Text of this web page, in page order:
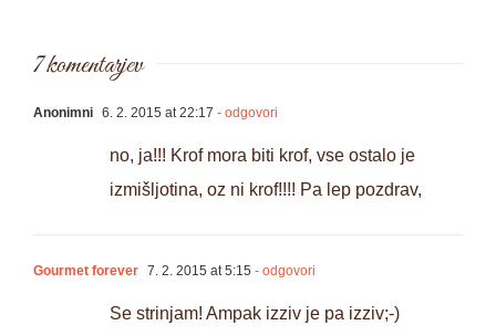
7 komentarjev
Anonimni 6. 2. 2015 at 22:17 - odgovori
no, ja!!! Krof mora biti krof, vse ostalo je
izmišljotina, oz ni krof!!!! Pa lep pozdrav,
Gourmet forever 7. 2. 2015 at 5:15 - odgovori
Se strinjam! Ampak izziv je pa izziv;-)